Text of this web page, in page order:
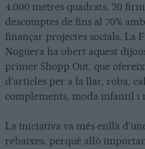
4.000 metres quadrats, 20
descomptes de fins al 70%
finançar projectes socials. La
Noguera ha obert aquest
primer Shopp Out, que
d'articles per a la llar, roba,
complements, moda infantil i
La iniciativa va més enllà
rebaixes, perquè allò